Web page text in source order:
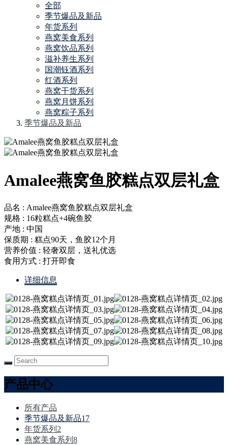
全部
季节爆品及新品
年货系列
燕窝美食系列
燕窝饮品系列
滋补养生系列
国潮钰酒系列
红酒系列
燕窝干货系列
燕窝月饼系列
燕窝粽子系列
季节爆品及新品
Amalee燕窝鱼胶糕点双层礼盒
品名 : Amalee燕窝鱼胶糕点双层礼盒
规格 : 16粒糕点+4碗鱼胶
产地 : 中国
保质期 : 糕点90天，鱼胶12个月
营养价值 : 轻奢双层，送礼优选
食用方式 : 打开即食
详细信息
产品中心
所有产品
季节爆品及新品17
年货系列 2
燕窝美食系列 8